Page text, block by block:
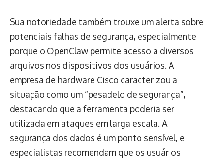
Sua notoriedade também trouxe um alerta sobre
potenciais falhas de segurança, especialmente
porque o OpenClaw permite acesso a diversos
arquivos nos dispositivos dos usuários. A
empresa de hardware Cisco caracterizou a
situação como um “pesadelo de segurança”,
destacando que a ferramenta poderia ser
utilizada em ataques em larga escala. A
segurança dos dados é um ponto sensível, e
especialistas recomendam que os usuários